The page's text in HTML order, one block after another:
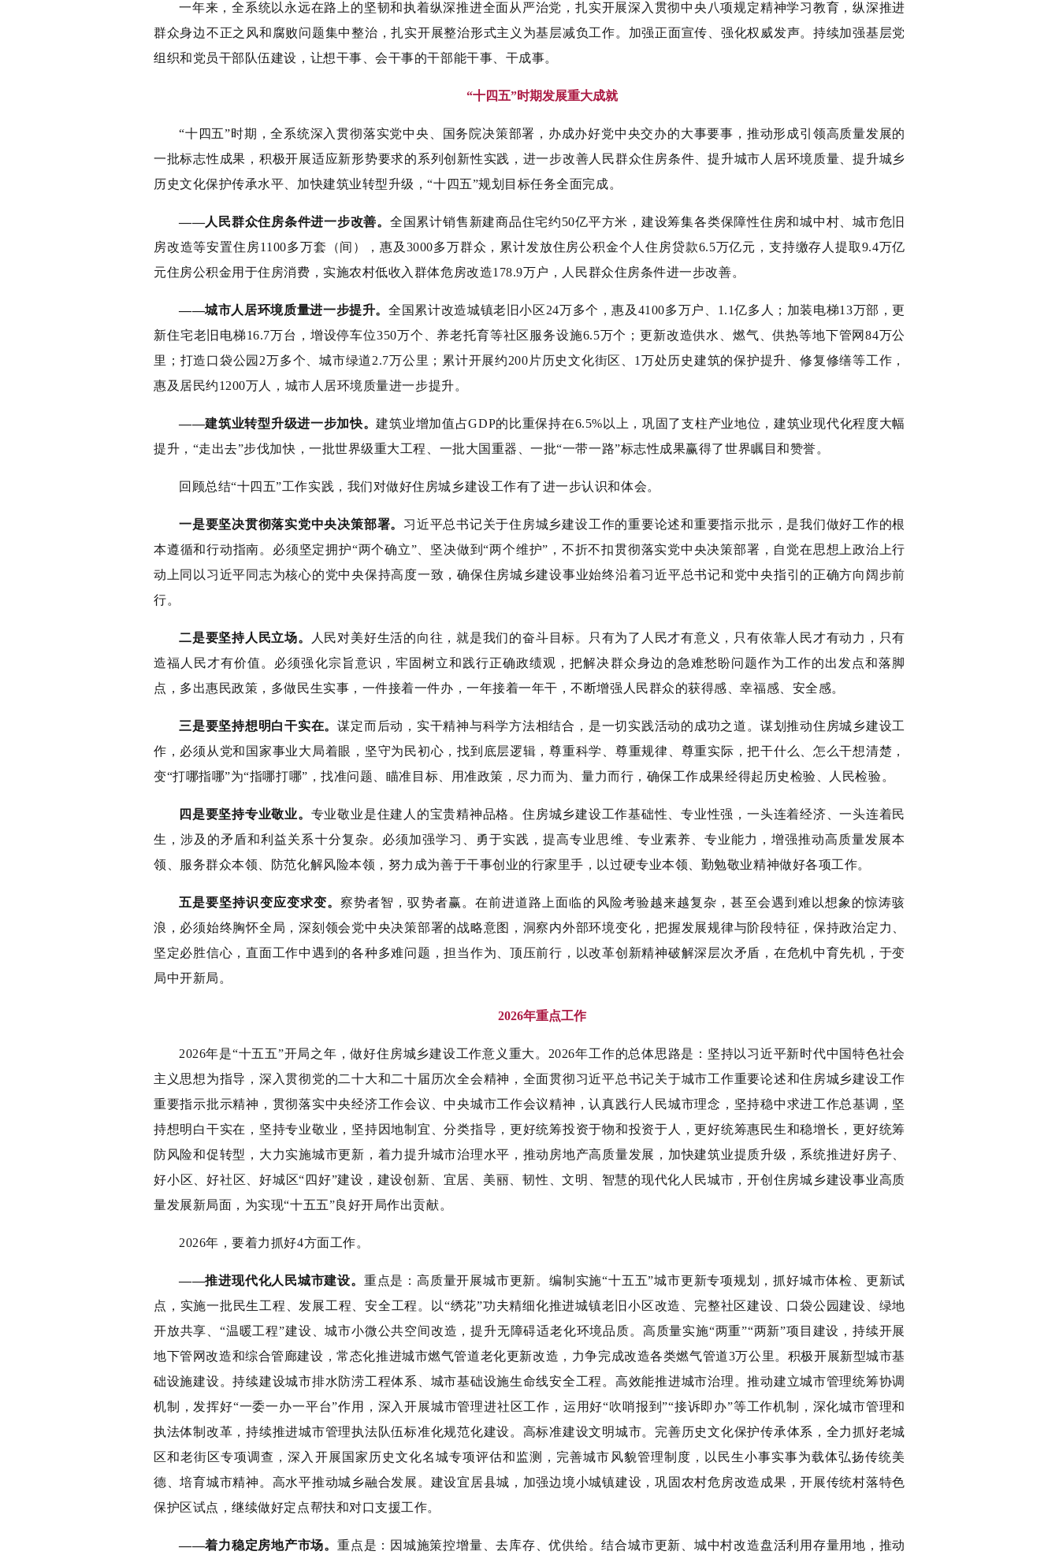
一年来，全系统以永远在路上的坚韧和执着纵深推进全面从严治党，扎实开展深入贯彻中央八项规定精神学习教育，纵深推进
群众身边不正之风和腐败问题集中整治，扎实开展整治形式主义为基层减负工作。加强正面宣传、强化权威发声。持续加强基层党
组织和党员干部队伍建设，让想干事、会干事的干部能干事、干成事。
“十四五”时期发展重大成就
“十四五”时期，全系统深入贯彻落实党中央、国务院决策部署，办成办好党中央交办的大事要事，推动形成引领高质量发展的
一批标志性成果，积极开展适应新形势要求的系列创新性实践，进一步改善人民群众住房条件、提升城市人居环境质量、提升城乡
历史文化保护传承水平、加快建筑业转型升级，“十四五”规划目标任务全面完成。
——人民群众住房条件进一步改善。 全国累计销售新建商品住宅约50亿平方米，建设筹集各类保障性住房和城中村、城市危旧
房改造等安置住房1100多万套（间），惠及3000多万群众，累计发放住房公积金个人住房贷款6.5万亿元，支持缴存人提取9.4万亿
元住房公积金用于住房消费，实施农村低收入群体危房改造178.9万户，人民群众住房条件进一步改善。
——城市人居环境质量进一步提升。全国累计改造城镇老旧小区24万多个，惠及4100多万户、1.1亿多人；加装电梯13万部，更
新住宅老旧电梯16.7万台，增设停车位350万个、养老托育等社区服务设施6.5万个；更新改造供水、燃气、供热等地下管网84万公
里；打造口袋公园2万多个、城市绿道2.7万公里；累计开展约200片历史文化街区、1万处历史建筑的保护提升、修复修缮等工作，
惠及居民约1200万人，城市人居环境质量进一步提升。
——建筑业转型升级进一步加快。建筑业增加值占GDP的比重保持在6.5%以上，巩固了支柱产业地位，建筑业现代化程度大幅
提升，“走出去”步伐加快，一批世界级重大工程、一批大国重器、一批“一带一路”标志性成果赢得了世界瞩目和赞誉。
回顾总结“十四五”工作实践，我们对做好住房城乡建设工作有了进一步认识和体会。
一是要坚决贯彻落实党中央决策部署。 习近平总书记关于住房城乡建设工作的重要论述和重要指示批示，是我们做好工作的根
本遵循和行动指南。必须坚定拥护“两个确立”、坚决做到“两个维护”，不折不扣贯彻落实党中央决策部署，自觉在思想上政治上行
动上同以习近平同志为核心的党中央保持高度一致，确保住房城乡建设事业始终沿着习近平总书记和党中央指引的正确方向阔步前
行。
二是要坚持人民立场。
人民对美好生活的向往，就是我们的奋斗目标。只有为了人民才有意义，只有依靠人民才有动力，只有
造福人民才有价值。必须强化宗旨意识，牢固树立和践行正确政绩观，把解决群众身边的急难愁盼问题作为工作的出发点和落脚
点，多出惠民政策，多做民生实事，一件接着一件办，一年接着一年干，不断增强人民群众的获得感、幸福感、安全感。
三是要坚持想明白干实在。谋定而后动，实干精神与科学方法相结合，是一切实践活动的成功之道。谋划推动住房城乡建设工
作，必须从党和国家事业大局着眼，坚守为民初心，找到底层逻辑，尊重科学、尊重规律、尊重实际，把干什么、怎么干想清楚，
变“打哪指哪”为“指哪打哪”，找准问题、瞄准目标、用准政策，尽力而为、量力而行，确保工作成果经得起历史检验、人民检验。
四是要坚持专业敬业。 专业敬业是住建人的宝贵精神品格。住房城乡建设工作基础性、专业性强，一头连着经济、一头连着民
生，涉及的矛盾和利益关系十分复杂。必须加强学习、勇于实践，提高专业思维、专业素养、专业能力，增强推动高质量发展本
领、服务群众本领、防范化解风险本领，努力成为善于干事创业的行家里手，以过硬专业本领、勤勉敬业精神做好各项工作。
五是要坚持识变应变求变。察势者智，驭势者赢。在前进道路上面临的风险考验越来越复杂，甚至会遇到难以想象的惊涛骇
浪，必须始终胸怀全局，深刻领会党中央决策部署的战略意图，洞察内外部环境变化，把握发展规律与阶段特征，保持政治定力、
坚定必胜信心，直面工作中遇到的各种多难问题，担当作为、顶压前行，以改革创新精神破解深层次矛盾，在危机中育先机，于变
局中开新局。
2026年重点工作
2026年是“十五五”开局之年，做好住房城乡建设工作意义重大。2026年工作的总体思路是：坚持以习近平新时代中国特色社会
主义思想为指导，深入贯彻党的二十大和二十届历次全会精神，全面贯彻习近平总书记关于城市工作重要论述和住房城乡建设工作
重要指示批示精神，贯彻落实中央经济工作会议、中央城市工作会议精神，认真践行人民城市理念，坚持稳中求进工作总基调，坚
持想明白干实在，坚持专业敬业，坚持因地制宜、分类指导，更好统筹投资于物和投资于人，更好统筹惠民生和稳增长，更好统筹
防风险和促转型，大力实施城市更新，着力提升城市治理水平，推动房地产高质量发展，加快建筑业提质升级，系统推进好房子、
好小区、好社区、好城区“四好”建设，建设创新、宜居、美丽、韧性、文明、智慧的现代化人民城市，开创住房城乡建设事业高质
量发展新局面，为实现“十五五”良好开局作出贡献。
2026年，要着力抓好4方面工作。
——推进现代化人民城市建设。 重点是：高质量开展城市更新。编制实施“十五五”城市更新专项规划，抓好城市体检、更新试
点，实施一批民生工程、发展工程、安全工程。以“绣花”功夫精细化推进城镇老旧小区改造、完整社区建设、口袋公园建设、绿地
开放共享、“温暖工程”建设、城市小微公共空间改造，提升无障碍适老化环境品质。高质量实施“两重”“两新”项目建设，持续开展
地下管网改造和综合管廊建设，常态化推进城市燃气管道老化更新改造，力争完成改造各类燃气管道3万公里。积极开展新型城市基
础设施建设。持续建设城市排水防涝工程体系、城市基础设施生命线安全工程。高效能推进城市治理。推动建立城市管理统筹协调
机制，发挥好“一委一办一平台”作用，深入开展城市管理进社区工作，运用好“吹哨报到”“接诉即办”等工作机制，深化城市管理和
执法体制改革，持续推进城市管理执法队伍标准化规范化建设。高标准建设文明城市。完善历史文化保护传承体系，全力抓好老城
区和老街区专项调查，深入开展国家历史文化名城专项评估和监测，完善城市风貌管理制度，以民生小事实事为载体弘扬传统美
德、培育城市精神。高水平推动城乡融合发展。建设宜居县城，加强边境小城镇建设，巩固农村危房改造成果，开展传统村落特色
保护区试点，继续做好定点帮扶和对口支援工作。
——着力稳定房地产市场。重点是：因城施策控增量、去库存、优供给。结合城市更新、城中村改造盘活利用存量用地，推动